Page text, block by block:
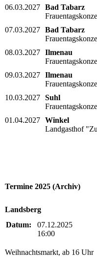
06.03.2027 Bad Tabarz
07.03.2027 Bad Tabarz
08.03.2027 Ilmenau
09.03.2027 Ilmenau
10.03.2027 Suhl
01.04.2027 Winkel
Landgasthof
Termine 2025 (Archiv)
Landsberg
Datum:
07.12.2025
16:00
Weihnachtsmarkt, ab 16 Uhr